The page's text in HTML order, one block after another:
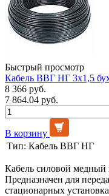
Быстрый просмотр
Кабель ВВГ НГ 3х1,5
8 366 руб.
7 864.04 руб.
В корзину
Тип: Кабель ВВГ НГ
Кабель силовой медный
Предназначен для
стационарных